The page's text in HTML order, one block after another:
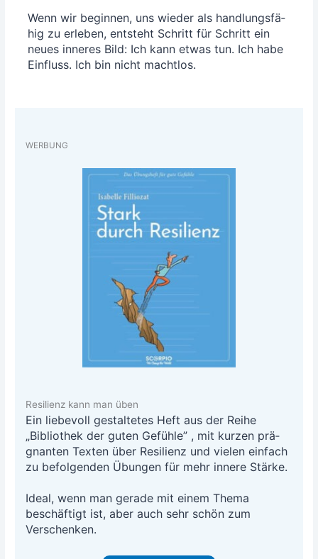
Wenn wir begin­nen, uns wie­der als hand­lungs­fä­
hig zu erle­ben, ent­steht Schritt für Schritt ein
neu­es inne­res Bild: Ich kann etwas tun. Ich habe
Ein­fluss. Ich bin nicht machtlos.
WERBUNG
Resilienz kann man üben
Ein lie­be­voll gestal­te­tes Heft aus der Rei­he
„Biblio­thek der guten Gefüh­le” , mit kur­zen prä­
gnan­ten Tex­ten über Resi­li­enz und vie­len ein­fach
zu befol­gen­den Übun­gen für mehr inne­re Stär­ke.
Ide­al, wenn man gera­de mit einem The­ma
beschäf­tigt ist, aber auch sehr schön zum
Verschenken.